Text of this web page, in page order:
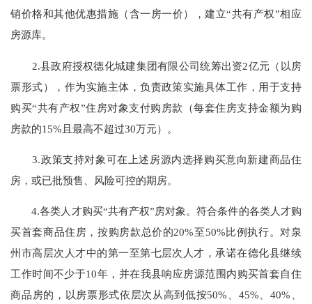
销价格和其他优惠措施（含一房一价），建立“共有产权”相应
房源库。
2.县政府授权德化城建集团有限公司统筹出资2亿元（以房
票形式），作为实施主体，负责政策实施具体工作，用于支持
购买“共有产权”住房对象支付购房款（每套住房支持金额为购
房款的15%且最高不超过30万元）。
3.政策支持对象可在上述房源内选择购买意向新建商品住
房，或已批预售、风险可控的期房。
4.各类人才购买“共有产权”房对象。符合条件的各类人才购
买首套商品住房，按购房款总价的20%至50%比例执行。对泉
州市高层次人才中的第一至第七层次人才，承诺在德化县继续
工作时间不少于10年，并在我县响应房源范围内购买首套自住
商品房的，以房票形式依层次从高到低按50%、45%、40%、